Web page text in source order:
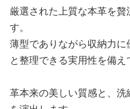
厳選された上質な本革を
す。
薄型でありながら収納力
と整理できる実用性を備え
革本来の美しい質感と、